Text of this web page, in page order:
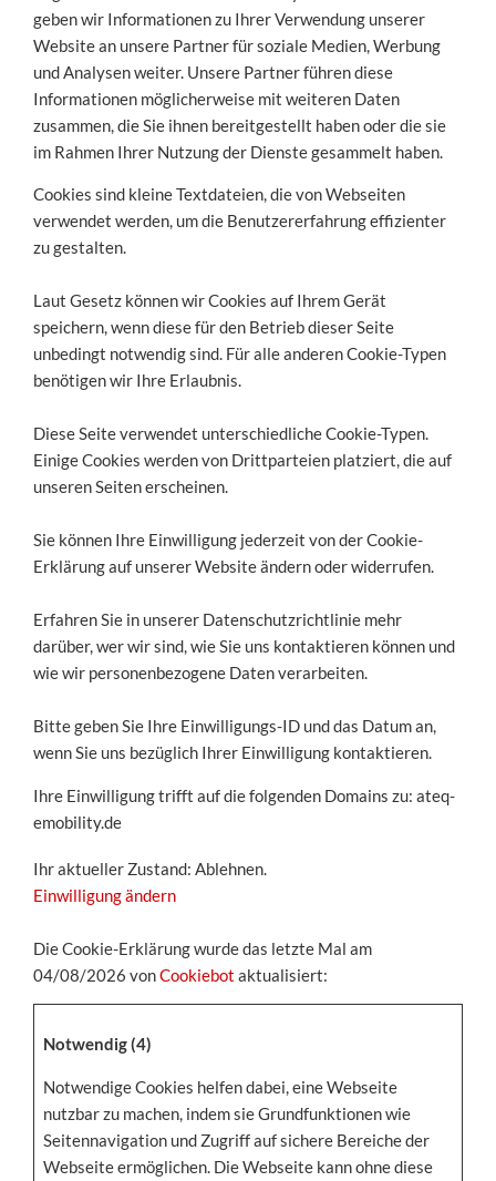
geben wir Informationen zu Ihrer Verwendung unserer
Website an unsere Partner für soziale Medien, Werbung
und Analysen weiter. Unsere Partner führen diese
Informationen möglicherweise mit weiteren Daten
zusammen, die Sie ihnen bereitgestellt haben oder die sie
im Rahmen Ihrer Nutzung der Dienste gesammelt haben.
Cookies sind kleine Textdateien, die von Webseiten
verwendet werden, um die Benutzererfahrung effizienter
zu gestalten.
Laut Gesetz können wir Cookies auf Ihrem Gerät
speichern, wenn diese für den Betrieb dieser Seite
unbedingt notwendig sind. Für alle anderen Cookie-Typen
benötigen wir Ihre Erlaubnis.
Diese Seite verwendet unterschiedliche Cookie-Typen.
Einige Cookies werden von Drittparteien platziert, die auf
unseren Seiten erscheinen.
Sie können Ihre Einwilligung jederzeit von der Cookie-
Erklärung auf unserer Website ändern oder widerrufen.
Erfahren Sie in unserer Datenschutzrichtlinie mehr
darüber, wer wir sind, wie Sie uns kontaktieren können und
wie wir personenbezogene Daten verarbeiten.
Bitte geben Sie Ihre Einwilligungs-ID und das Datum an,
wenn Sie uns bezüglich Ihrer Einwilligung kontaktieren.
Ihre Einwilligung trifft auf die folgenden Domains zu: ateq-
emobility.de
Ihr aktueller Zustand: Ablehnen.
Einwilligung ändern
Die Cookie-Erklärung wurde das letzte Mal am
04/08/2026 vonCookiebot aktualisiert:
Notwendig (4)
Notwendige Cookies helfen dabei, eine Webseite
nutzbar zu machen, indem sie Grundfunktionen wie
Seitennavigation und Zugriff auf sichere Bereiche der
Webseite ermöglichen. Die Webseite kann ohne diese